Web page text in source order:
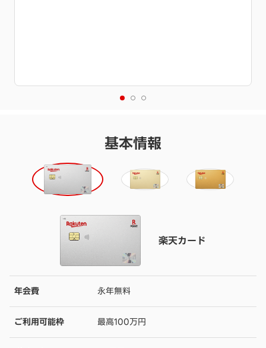
基本情報
楽天カード
年会費 永年無料
ご利用可能枠 最高100万円